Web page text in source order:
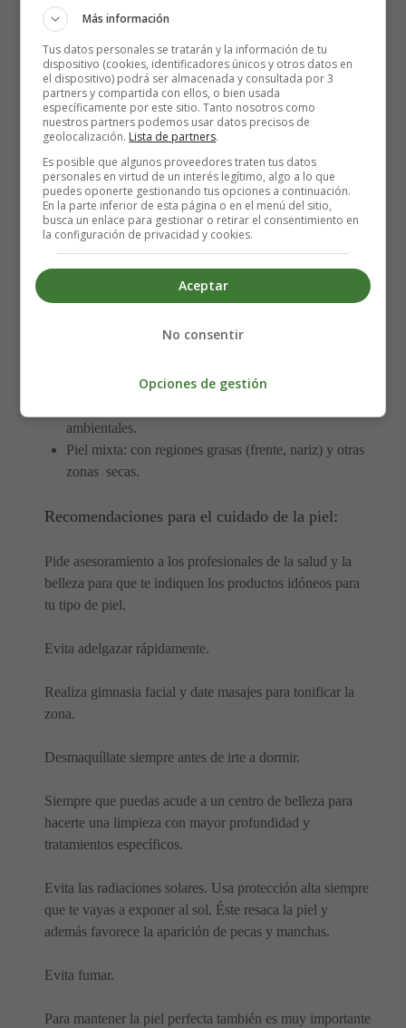
piramidal (puente nasal), contorno de los ojos y entre las
aletas de la nariz y la comisura de los labios. Todo esto
acompañado de flacidez muscular. Una vez se asientan
las arrugas es más difícil hacerlas desaparecer, por eso es
tan importante el cuidado y mantenimiento diario.
¿Sabes cuál es tu tipo de piel?
Piel grasa: causada por la mayor actividad de las
glándulas sebáceas. Las personas con piel grasa
tienen los poros grandes y abiertos. Son propensas al
acné y suelen tardar más en desarrollar las arrugas.
glándulas sebáceas, condiciones ambientales o por
del tiempo se vuelve más seca y además las arrugas
Piel normal: Es suave y de textura fina. Suele irse
ambientales.
Piel mixta: con regiones grasas (frente, nariz) y otras
zonas secas.
Recomendaciones para el cuidado de la piel:
Pide asesoramiento a los profesionales de la salud y la
belleza para que te indiquen los productos idóneos para
tu tipo de piel.
Evita adelgazar rápidamente.
Realiza gimnasia facial y date masajes para tonificar la
zona.
Desmaquíllate siempre antes de irte a dormir.
Siempre que puedas acude a un centro de belleza para
hacerte una limpieza con mayor profundidad y
tratamientos específicos.
Evita las radiaciones solares. Usa protección alta siempre
que te vayas a exponer al sol. Éste resaca la piel y
además favorece la aparición de pecas y manchas.
Evita fumar.
Para mantener la piel perfecta también es muy importante
Más información
Tus datos personales se tratarán y la información de tu
dispositivo (cookies, identificadores únicos y otros datos en
el dispositivo) podrá ser almacenada y consultada por 3
partners y compartida con ellos, o bien usada
específicamente por este sitio. Tanto nosotros como
nuestros partners podemos usar datos precisos de
geolocalización. Lista de partners.
Es posible que algunos proveedores traten tus datos
personales en virtud de un interés legítimo, algo a lo que
puedes oponerte gestionando tus opciones a continuación.
En la parte inferior de esta página o en el menú del sitio,
busca un enlace para gestionar o retirar el consentimiento en
la configuración de privacidad y cookies.
Aceptar
No consentir
Opciones de gestión